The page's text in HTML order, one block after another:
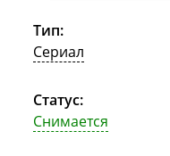
Тип:
Сериал
Статус:
Снимается